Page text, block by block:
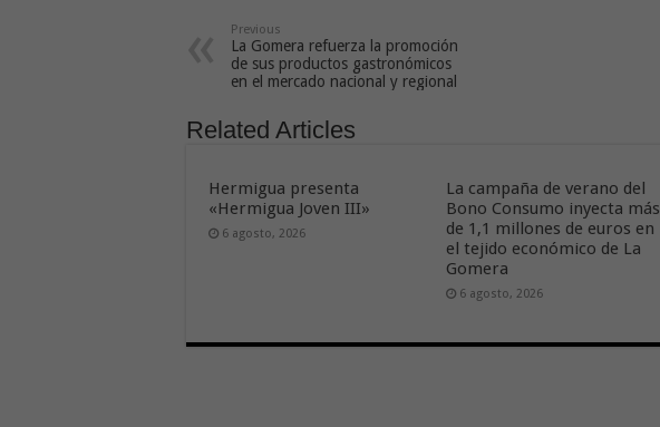
Previous
La Gomera refuerza la promoción
de sus productos gastronómicos
en el mercado nacional y regional
Related Articles
Hermigua presenta
«Hermigua Joven III»
6 agosto, 2026
La campaña de verano del
Bono Consumo inyecta más
de 1,1 millones de euros en
el tejido económico de La
Gomera
6 agosto, 2026